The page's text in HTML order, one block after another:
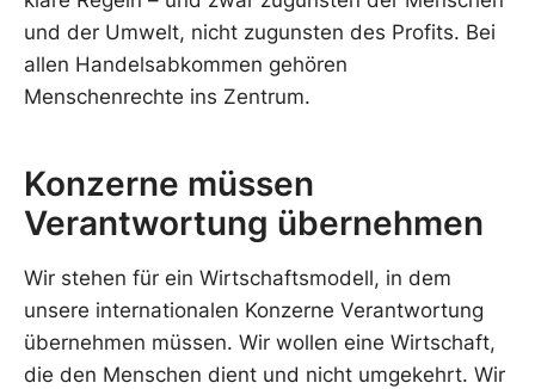
und der Umwelt, nicht zugunsten des Profits. Bei
allen Handelsabkommen gehören
Menschenrechte ins Zentrum.
Konzerne müssen
Verantwortung übernehmen
Wir stehen für ein Wirtschaftsmodell, in dem
unsere internationalen Konzerne Verantwortung
übernehmen müssen. Wir wollen eine Wirtschaft,
die den Menschen dient und nicht umgekehrt. Wir